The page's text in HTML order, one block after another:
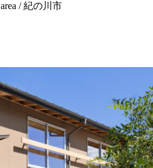
area / 紀の川市